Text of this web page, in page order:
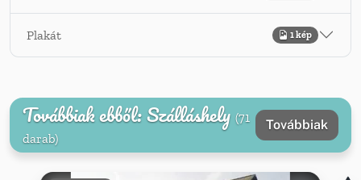
Plakát 1 kép
Továbbiak ebből: Szálláshely (71
darab)
Továbbiak